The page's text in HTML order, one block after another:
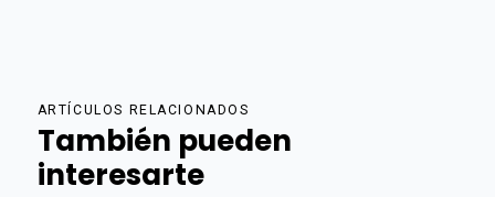
ARTÍCULOS RELACIONADOS
También pueden
interesarte